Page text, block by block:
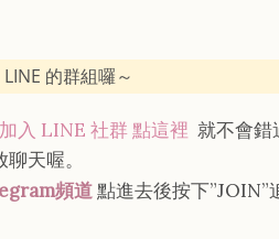
的群組囉～
加入 LINE 社群 點這裡 就不會錯
天喔。
頻道點進去後按下